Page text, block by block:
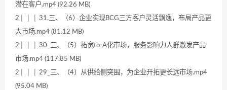
潜在客户.mp4 (92.26 MB)
2│ │ │ 31.三、（6）企业实现BCG三方客户灵活飘逸，布局产品更
大市场.mp4 (81.12 MB)
2│ │ │ 30_三、（5）拓宽to-A化市场，服务影响力人群激发产品
市场.mp4 (117.85 MB)
2│ │ │ 29_三、（4）从供给侧突围，为企业开拓更长远市场.mp4
(95.04 MB)